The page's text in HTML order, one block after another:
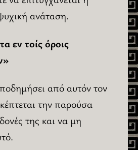
ανάταση.
εν τοίς όροις
από αυτόν τον
την παρούσα
της και να μη